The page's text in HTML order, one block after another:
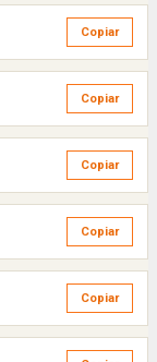
Copiar
Copiar
Copiar
Copiar
Copiar